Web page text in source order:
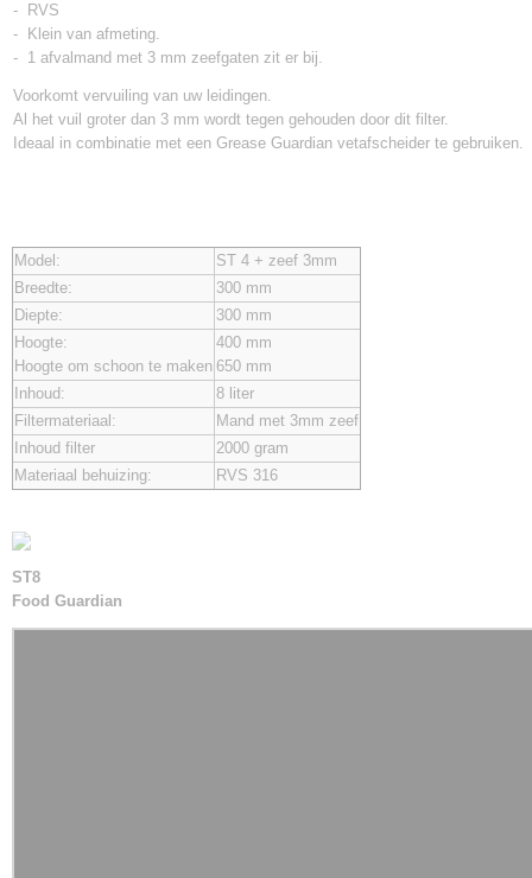
- RVS
- Klein van afmeting.
- 1 afvalmand met 3 mm zeefgaten zit er bij.
Voorkomt vervuiling van uw leidingen.
Al het vuil groter dan 3 mm wordt tegen gehouden door dit filter.
Ideaal in combinatie met een Grease Guardian vetafscheider te gebruiken.
Model:
ST 4 + zeef 3mm
Breedte:
300 mm
Diepte:
300 mm
Hoogte:
Hoogte om schoon te maken
400 mm
650 mm
Inhoud:
8 liter
Filtermateriaal:
Mand met 3mm zeef
Inhoud filter
2000 gram
Materiaal behuizing:
RVS 316
ST8
Food Guardian